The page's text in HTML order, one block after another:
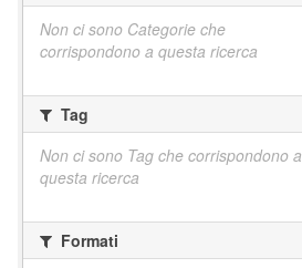
Non ci sono Categorie che
corrispondono a questa ricerca
Tag
Non ci sono Tag che corrispondono a
questa ricerca
Formati